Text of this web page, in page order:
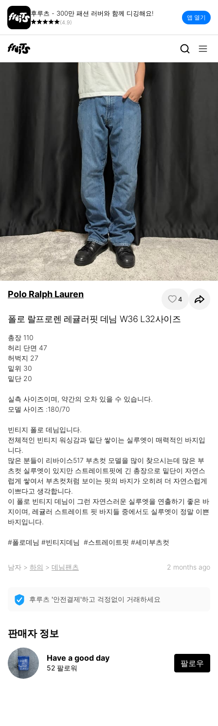
후루츠 - 300만 패션 러버와 함께 디깅해요!
(4.9)
앱 열기
Polo Ralph Lauren 4
폴로 랄프로렌 레귤러핏 데님 W36 L32사이즈
총장 110
허리 단면 47
허벅지 27
밑위 30
밑단 20
실측 사이즈이며, 약간의 오차 있을 수 있습니다.
모델 사이즈 :180/70
빈티지 폴로 데님입니다.
전체적인 빈티지 워싱감과 밑단 쌓이는 실루엣이 매력적인 바지입
니다.
많은 분들이 리바이스517 부츠컷 모델을 많이 찾으시는데 많은 부
츠컷 실루엣이 있지만 스트레이트핏에 긴 총장으로 밑단이 자연스
럽게 쌓여서 부츠컷처럼 보이는 핏의 바지가 오히려 더 자연스럽게
이쁘다고 생각합니다.
이 폴로 빈티지 데님이 그런 자연스러운 실루엣을 연출하기 좋은 바
지이며, 레귤러 스트레이트 핏 바지들 중에서도 실루엣이 정말 이쁜
바지입니다.
#폴로데님 #빈티지데님  #스트레이트핏 #세미부츠컷
남자 > 하의 > 데님팬츠 2 months ago
후루츠 '안전결제'하고 걱정없이 거래하세요
판매자 정보
Have a good day
52 팔로워 팔로우